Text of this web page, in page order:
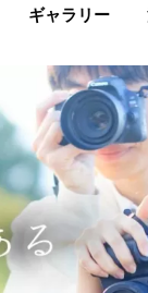
ギャラリー